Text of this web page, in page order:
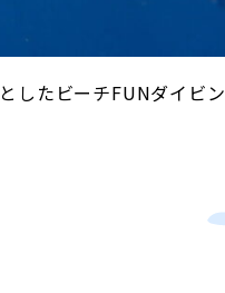
したビーチFUNダイビン